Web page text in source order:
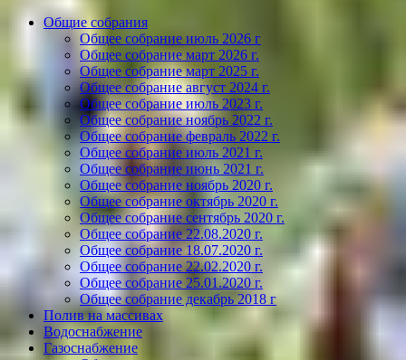
Общие собрания
Общее собрание июль 2026 г
Общее собрание март 2026 г.
Общее собрание март 2025 г.
Общее собрание август 2024 г.
Общее собрание июль 2023 г.
Общее собрание ноябрь 2022 г.
Общее собрание февраль 2022 г.
Общее собрание июль 2021 г.
Общее собрание июнь 2021 г.
Общее собрание ноябрь 2020 г.
Общее собрание октябрь 2020 г.
Общее собрание сентябрь 2020 г.
Общее собрание 22.08.2020 г.
Общее собрание 18.07.2020 г.
Общее собрание 22.02.2020 г.
Общее собрание 25.01.2020 г.
Общее собрание декабрь 2018 г
Полив на массивах
Водоснабжение
Газоснабжение